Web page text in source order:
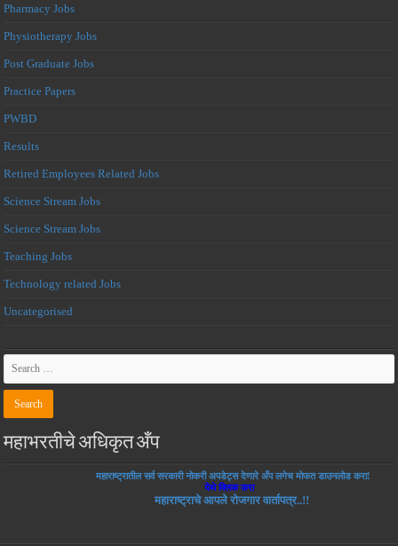
Pharmacy Jobs
Physiotherapy Jobs
Post Graduate Jobs
Practice Papers
PWBD
Results
Retired Employees Related Jobs
Science Stream Jobs
Science Stream Jobs
Teaching Jobs
Technology related Jobs
Uncategorised
महाभरतीचे अधिकृत अँप
महाराष्ट्रातील सर्व सरकारी नोकरी अपडेट्स देणारे अँप लगेच मोफत डाउनलोड करा!
येथे क्लिक करा
महाराष्ट्राचे आपले रोजगार वार्तापत्र..!!